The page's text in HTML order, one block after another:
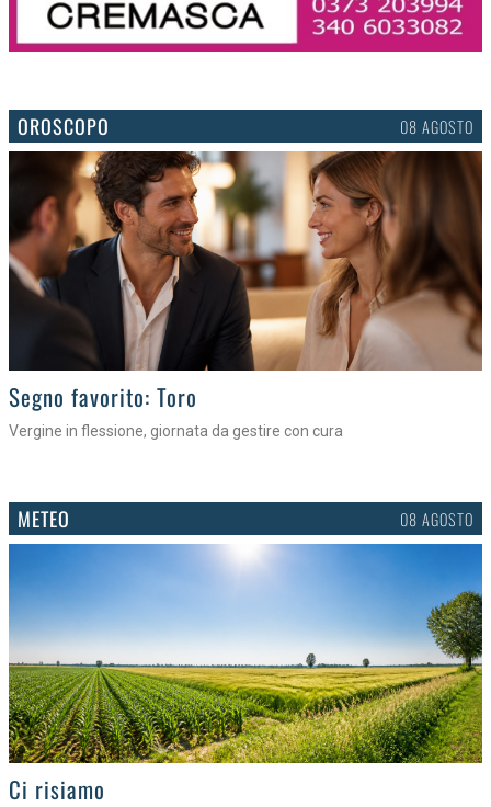
OROSCOPO 08 AGOSTO
>
Segno favorito: Toro
Vergine in flessione, giornata da gestire con cura
METEO 08 AGOSTO
>
Ci risiamo